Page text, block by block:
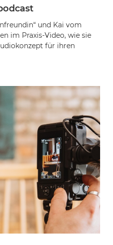
und Kai vom
im Praxis-Video, wie sie
für ihren